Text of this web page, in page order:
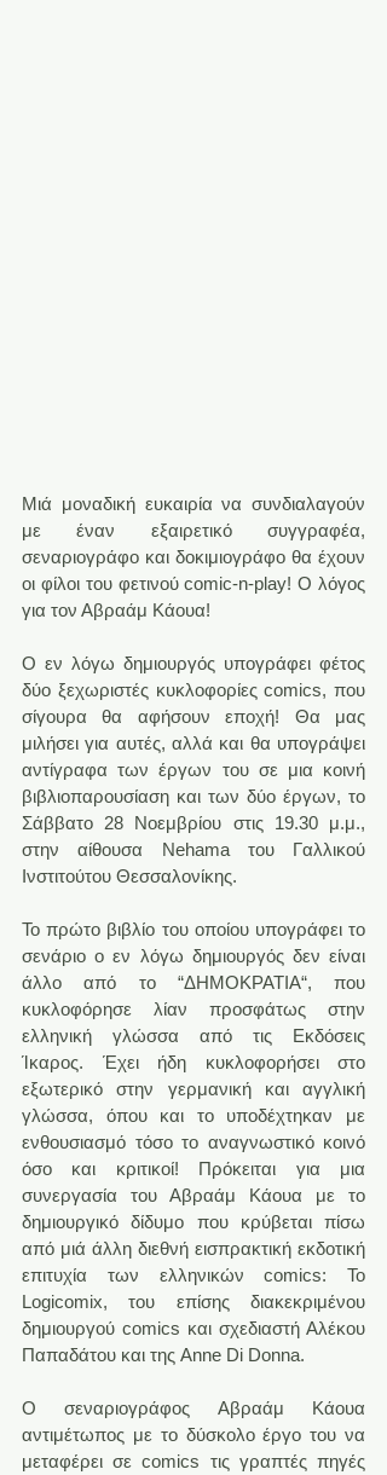
Μιά μοναδική ευκαιρία να συνδιαλαγούν
με έναν εξαιρετικό συγγραφέα,
σεναριογράφο και δοκιμιογράφο θα έχουν
οι φίλοι του φετινού comic-n-play! O λόγος
για τον Αβραάμ Κάουα!
Ο εν λόγω δημιουργός υπογράφει φέτος
δύο ξεχωριστές κυκλοφορίες comics, που
σίγουρα θα αφήσουν εποχή! Θα μας
μιλήσει για αυτές, αλλά και θα υπογράψει
αντίγραφα των έργων του σε μια κοινή
βιβλιοπαρουσίαση και των δύο έργων, το
Σάββατο 28 Νοεμβρίου στις 19.30 μ.μ.,
στην αίθουσα Nehama του Γαλλικού
Ινστιτούτου Θεσσαλονίκης.
Το πρώτο βιβλίο του οποίου υπογράφει το
σενάριο ο εν λόγω δημιουργός δεν είναι
άλλο από το “ΔΗΜΟΚΡΑΤΙΑ“, που
κυκλοφόρησε λίαν προσφάτως στην
ελληνική γλώσσα από τις Εκδόσεις
Ίκαρος. Έχει ήδη κυκλοφορήσει στο
εξωτερικό στην γερμανική και αγγλική
γλώσσα, όπου και το υποδέχτηκαν με
ενθουσιασμό τόσο το αναγνωστικό κοινό
όσο και κριτικοί! Πρόκειται για μια
συνεργασία του Αβραάμ Κάουα με το
δημιουργικό δίδυμο που κρύβεται πίσω
από μιά άλλη διεθνή εισπρακτική εκδοτική
επιτυχία των ελληνικών comics: To
Logicomix, του επίσης διακεκριμένου
δημιουργoύ comics και σχεδιαστή Αλέκου
Παπαδάτου και της Anne Di Donna.
Ο σεναριογράφος Αβραάμ Κάουα
αντιμέτωπος με το δύσκολο έργο του να
μεταφέρει σε comics τις γραπτές πηγές